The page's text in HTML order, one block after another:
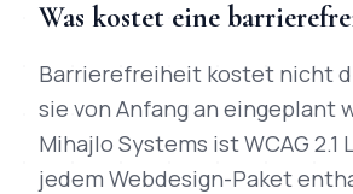
Was kostet eine
Barrierefreiheit kostet nicht
sie von Anfang an eingeplant
Mihajlo Systems ist WCAG 2.1
jedem Webdesign-Paket